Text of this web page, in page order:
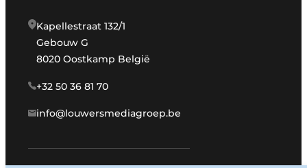
Kapellestraat 132/1
Gebouw G
8020 Oostkamp België
+32 50 36 81 70
info@louwersmediagroep.be